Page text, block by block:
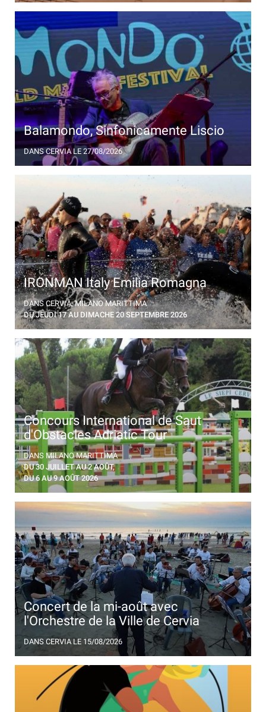
Balamondo, Sinfonicamente Liscio
Festival de musique du monde avec Mirko Casadei
Popular Folk Orchestra et Forlì Musique Orchestra,
DANS CERVIALE 27/08/2026
IRONMAN Italy Emilia Romagna
L'unique rendez-vous italien du circuit américain de
triathlon longue distance revient à Cervia
DANS CERVIA, MILANO MARITTIMA
DU JEUDI 17 AU DIMACHE 20 SEPTEMBRE 2026
Concours International de Saut
d'Obstacles Adriatic Tour
Saut d'obstacles, des cavaliers du monde entier à
Cervia pour l'Adriatic Tour
DANS MILANO MARITTIMA
DU 30 JUILLET AU 2 AOÛT,
DU 6 AU 9 AOÛT 2026
Concert de la mi-août avec
l'Orchestre de la Ville de Cervia
Une aube particulière au bord de la mer, sur les
notes de la grande musique
DANS CERVIA LE 15/08/2026